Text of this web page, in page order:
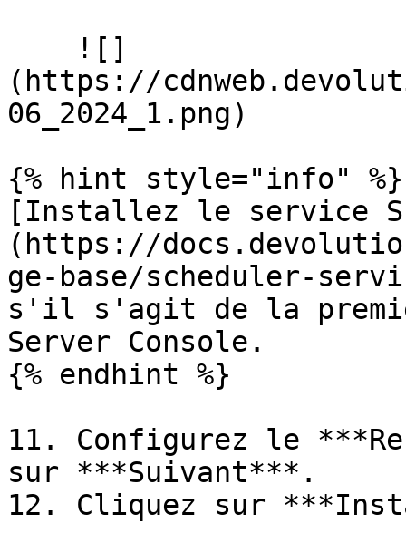
(https://
06_2024_1.png)
{% hint style="info" %}
[Installez le service
(https://
ge-base/scheduler-
s'il s'agit de la
Server Console.
{% endhint %}
11. Configurez le
sur ***Suivant***.
12. Cliquez sur